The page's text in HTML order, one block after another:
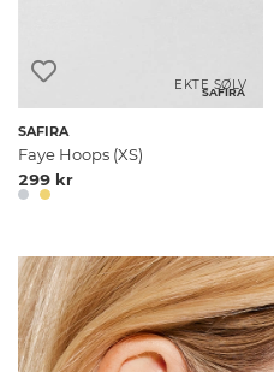
SAFIRA
EKTE SØLV
SAFIRA
Faye Hoops (XS)
299 kr